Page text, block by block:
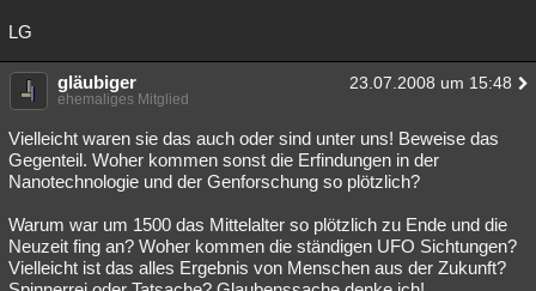
LG
gläubiger 23.07.2008 um 15:48
ehemaliges Mitglied
Vielleicht waren sie das auch oder sind unter uns! Beweise das
Gegenteil. Woher kommen sonst die Erfindungen in der
Nanotechnologie und der Genforschung so plötzlich?
Warum war um 1500 das Mittelalter so plötzlich zu Ende und die
Neuzeit fing an? Woher kommen die ständigen UFO Sichtungen?
Vielleicht ist das alles Ergebnis von Menschen aus der Zukunft?